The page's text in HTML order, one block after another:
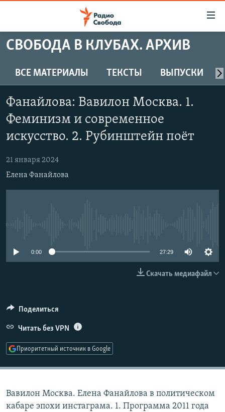
упрощенного
Вернуться
к
основному
содержанию
Вернутся
навигации
Вернутся
ПРОГРАММЫ
ПОДКАСТЫ
ЦИТАТЫ СВОБОДЫ
МНЕНИЯ
КУЛЬТУРА
IDEL.РЕАЛИИ
КАВКАЗ.РЕАЛИИ
ПОДПИШИТЕСЬ НА РАССЫЛКУ
Все сайты РСЕ/РС
СВОБОДА В КЛУБАХ. АРХИВ
ВСЕ МАТЕРИАЛЫ ТЕКСТЫ ВЫПУСКИ
Фанайлова: Вавилон Москва. 1.
Феминизм и современное
искусство. 2. Рубинштейн поёт
21 января 2024
Елена Фанайлова
0:00 27:29
Скачать медиафайл
Поделиться
Читать без VPN
Приоритетный источник в Google
Вавилон Москва. Елена Фанайлова в политическом
кабаре эпохи инстаграма. 1. Программа 2011 года